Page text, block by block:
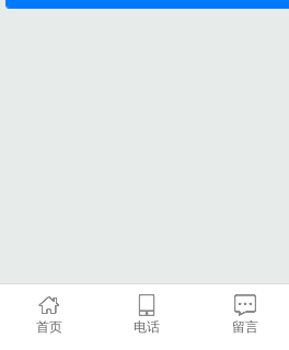
首页 电话 留言